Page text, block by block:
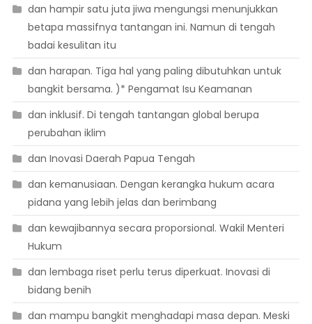
dan hampir satu juta jiwa mengungsi menunjukkan
betapa massifnya tantangan ini. Namun di tengah
badai kesulitan itu
dan harapan. Tiga hal yang paling dibutuhkan untuk
bangkit bersama. )* Pengamat Isu Keamanan
dan inklusif. Di tengah tantangan global berupa
perubahan iklim
dan Inovasi Daerah Papua Tengah
dan kemanusiaan. Dengan kerangka hukum acara
pidana yang lebih jelas dan berimbang
dan kewajibannya secara proporsional. Wakil Menteri
Hukum
dan lembaga riset perlu terus diperkuat. Inovasi di
bidang benih
dan mampu bangkit menghadapi masa depan. Meski